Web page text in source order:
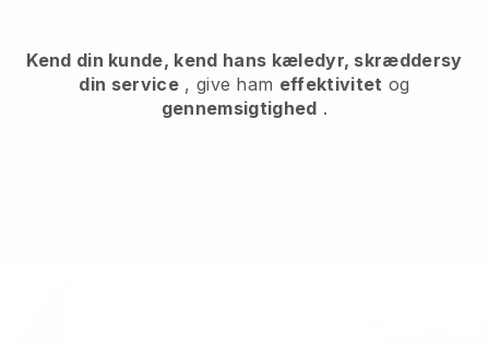
Kend din kunde, kend hans kæledyr, skræddersy
din service, give ham effektivitet og
gennemsigtighed .